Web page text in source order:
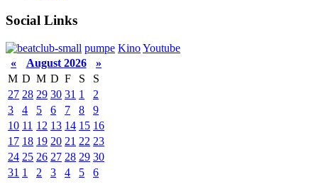
Social Links
pumpe KinoYoutube
«
August 2026
»
M D M D F S
S
27 28 29 30 31 1
2
3
4 5 6 7 8
9
10 11 12 13 14 15 16
17 18 19 20 21 22 23
24 25 26 27 28 29 30
31 1 2 3 4 5 6